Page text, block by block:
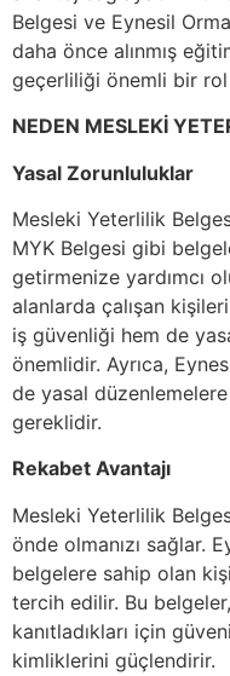
Belgesi ve Eynesil
daha önce alınmış
geçerliliği önemli bir rol
NEDEN MESLEKİ
Yasal Zorunluluklar
Mesleki Yeterlilik
MYK Belgesi gibi
getirmenize yardımcı
alanlarda çalışan
iş güvenliği hem de
önemlidir. Ayrıca,
de yasal
gereklidir.
Rekabet Avantajı
Mesleki Yeterlilik
önde olmanızı sağlar.
belgelere sahip olan
tercih edilir. Bu
kanıtladıkları için
kimliklerini güçlendirir.